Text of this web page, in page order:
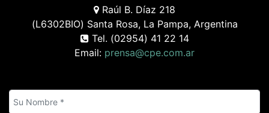
Raúl B. Díaz 218
(L6302BIO) Santa Rosa, La Pampa, Argentina
Tel. (02954) 41 22 14
Email: prensa@cpe.com.ar